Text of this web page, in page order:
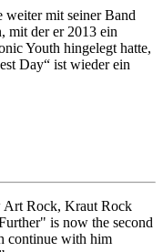
mit seiner Band
mit der er 2013 ein
Youth hingelegt hatte,
Day“ ist wieder ein
Art Rock, Kraut Rock
is now the second
continue with him